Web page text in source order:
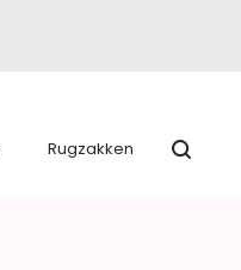
Rugzakken